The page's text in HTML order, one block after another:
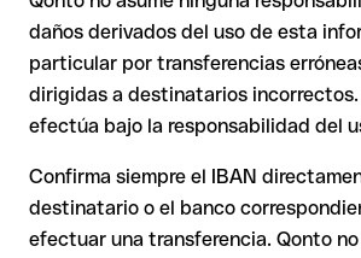
En transferencias internacionales fuera del
recuperación es considerablemente más
comisiones .
Recomendación: Verifica cada IBAN
transferencia con nuestro IBAN Checker
de duda, confírmalo directamente con el
precaución es especialmente importante
elevados o nuevas relaciones comerciales.
daños derivados del uso de esta
particular por transferencias
dirigidas a destinatarios incorrectos.
efectúa bajo la responsabilidad del
Confirma siempre el IBAN
destinatario o el banco
efectuar una transferencia. Qonto